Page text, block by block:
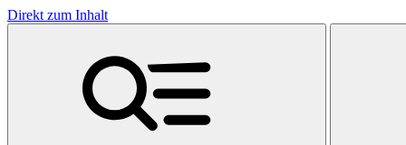
Direkt zum Inhalt